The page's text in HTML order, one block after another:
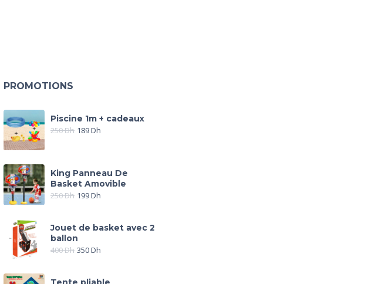
PROMOTIONS
Piscine 1m + cadeaux
250Dh 189Dh
King Panneau De
Basket Amovible
250Dh 199Dh
Jouet de basket avec 2
ballon
400Dh 350Dh